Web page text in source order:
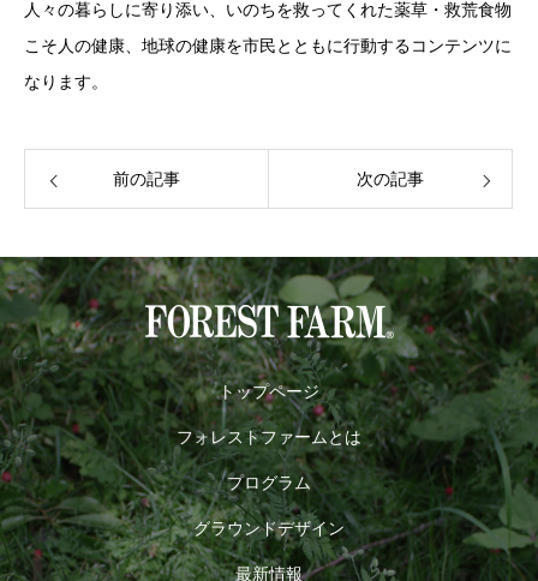
人々の暮らしに寄り添い、いのちを救ってくれた薬草・救荒食物
こそ人の健康、地球の健康を市民とともに行動するコンテンツに
なります。
前の記事 次の記事
トップページ
フォレストファームとは
プログラム
グラウンドデザイン
最新情報